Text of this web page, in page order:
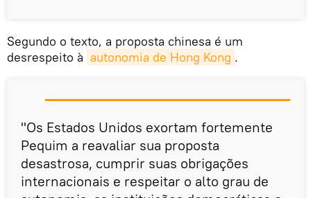
Segundo o texto, a proposta chinesa é um
desrespeito à autonomia de Hong Kong .
"Os Estados Unidos exortam fortemente
Pequim a reavaliar sua proposta
desastrosa, cumprir suas obrigações
internacionais e respeitar o alto grau de